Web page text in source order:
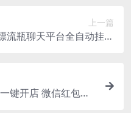
上一篇
流瓶聊天平台全自动挂机
键开店 微信红包封